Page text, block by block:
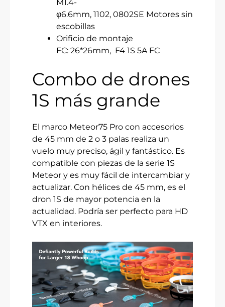
M1.4-
φ6.6mm, 1102, 0802SE Motores sin
escobillas
Orificio de montaje
FC: 26*26mm, F4 1S 5A FC
Combo de drones
1S más grande
El marco Meteor75 Pro con accesorios
de 45 mm de 2 o 3 palas realiza un
vuelo muy preciso, ágil y fantástico. Es
compatible con piezas de la serie 1S
Meteor y es muy fácil de intercambiar y
actualizar. Con hélices de 45 mm, es el
dron 1S de mayor potencia en la
actualidad. Podría ser perfecto para HD
VTX en interiores.